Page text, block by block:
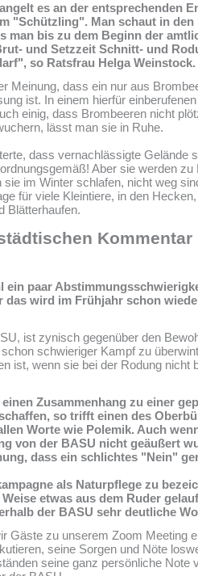
es an der entsprechenden
"Schützling". Man schaut in den
man bis zu dem Beginn der
und Setzzeit Schnitt- und
so Ratsfrau Helga Weinstock.
Meinung, dass ein nur aus
ist. In einem hierfür
einig, dass Brombeeren nicht
lässt man sie in Ruhe.
dass vernachlässigte Gelände
Aber sie werden zu
sie im Winter schlafen, nicht weg
für viele Kleintiere, in den
Blätterhaufen.
Kommentar
ein paar
das wird im Frühjahr schon
ist zynisch gegenüber den
schwieriger Kampf zu
ist, wenn sie bei der Rodung nicht
Zusammenhang zu einer
so trifft einen des
Worte wie Polemik. Auch
von der BASU nicht geäußert
dass ein schlichtes "Nein"
als Naturpflege zu
etwas aus dem Ruder
der BASU sehr deutliche
Gäste zu unserem Zoom Meeting
seine Sorgen und Nöte
seine ganz persönliche Note